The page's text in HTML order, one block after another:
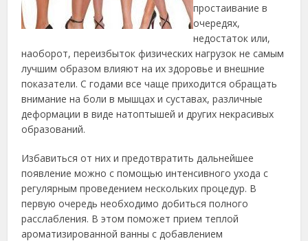
простаивание в
очередях,
недостаток или,
наоборот, переизбыток физических нагрузок не самым
лучшим образом влияют на их здоровье и внешние
показатели. С годами все чаще приходится обращать
внимание на боли в мышцах и суставах, различные
деформации в виде натоптышей и других некрасивых
образований.
Избавиться от них и предотвратить дальнейшее
появление можно с помощью интенсивного ухода с
регулярным проведением нескольких процедур. В
первую очередь необходимо добиться полного
расслабления. В этом поможет прием теплой
ароматизированной ванны с добавлением